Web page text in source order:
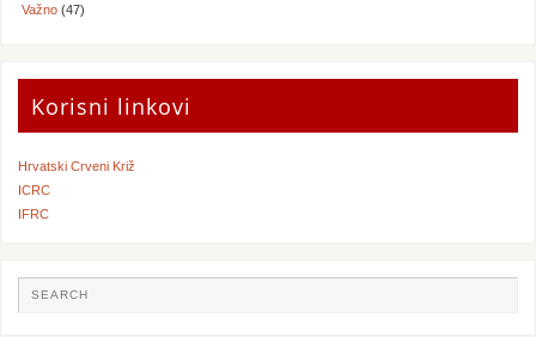
Važno (47)
Korisni linkovi
Hrvatski Crveni Križ
ICRC
IFRC